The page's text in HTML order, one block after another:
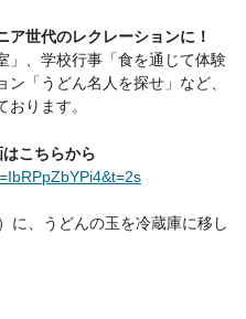
世代のレクレーションに！
」、学校行事「食を通じて体験
「うどん名人を探せ」など、
ります。
こちらから
に、うどんの玉を冷蔵庫に移し